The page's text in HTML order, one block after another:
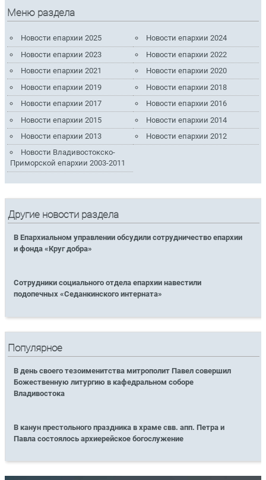
Меню раздела
Новости епархии 2025
Новости епархии 2024
Новости епархии 2023
Новости епархии 2022
Новости епархии 2021
Новости епархии 2020
Новости епархии 2019
Новости епархии 2018
Новости епархии 2017
Новости епархии 2016
Новости епархии 2015
Новости епархии 2014
Новости епархии 2013
Новости епархии 2012
Новости Владивостокско-
Приморской епархии 2003-2011
Другие новости раздела
В Епархиальном управлении обсудили сотрудничество епархии
и фонда «Круг добра»
Сотрудники социального отдела епархии навестили
подопечных «Седанкинского интерната»
Популярное
В день своего тезоименитства митрополит Павел совершил
Божественную литургию в кафедральном соборе
Владивостока
В канун престольного праздника в храме свв. апп. Петра и
Павла состоялось архиерейское богослужение